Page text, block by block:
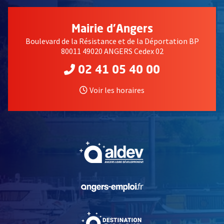
Mairie d'Angers
Boulevard de la Résistance et de la Déportation BP
80011 49020 ANGERS Cedex 02
02 41 05 40 00
Voir les horaires
, Ouvre une nouvelle